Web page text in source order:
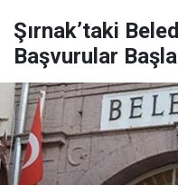
Şırnak’taki
Başvurular